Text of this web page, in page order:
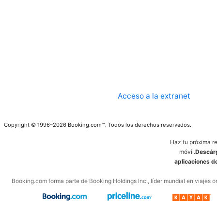
Acceso a la extranet
Copyright © 1996–2026 Booking.com™. Todos los derechos reservados.
Haz tu próxima
móvil.
aplicaciones
Booking.com forma parte de Booking Holdings Inc., líder mundial en viajes